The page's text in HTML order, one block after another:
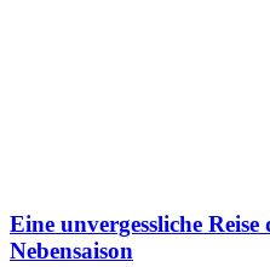
Eine unvergessliche
Nebensaison